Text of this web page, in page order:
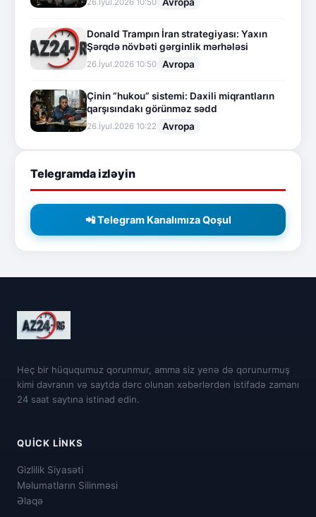
26.İyul.2026 10:50 Avropa
Donald Trampın İran strategiyası: Yaxın
Şərqdə növbəti gərginlik mərhələsi
26.İyul.2026 10:50 Avropa
Çinin “hukou” sistemi: Daxili miqrantların
qarşısındakı görünməz sədd
26.İyul.2026 10:22 Avropa
Telegramda izləyin
📲 Telegram Kanalımıza Qoşul
Heç bir hüququmuz qorunmur, amma siz yenə də qorunurmuş
kimi davranın və saytda dərc olunan xəbərlərdən istifadə zamanı
24 saat saytına istinad edin.
QUICK LINKS
Gizlilik Siyasəti
Məlumatların Silinməsi
Əlaqə